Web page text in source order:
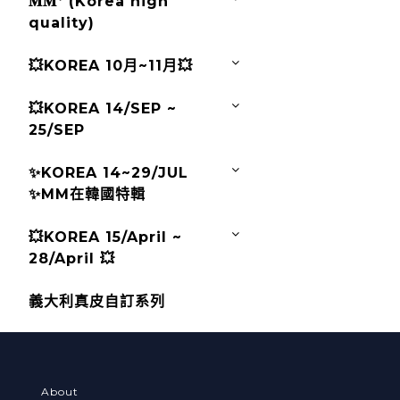
quality)
💥KOREA 10月~11月💥
💥KOREA 14/SEP ~
25/SEP
✨KOREA 14~29/JUL
✨MM在韓國特輯
💥KOREA 15/April ~
28/April 💥
義大利真皮自訂系列
About